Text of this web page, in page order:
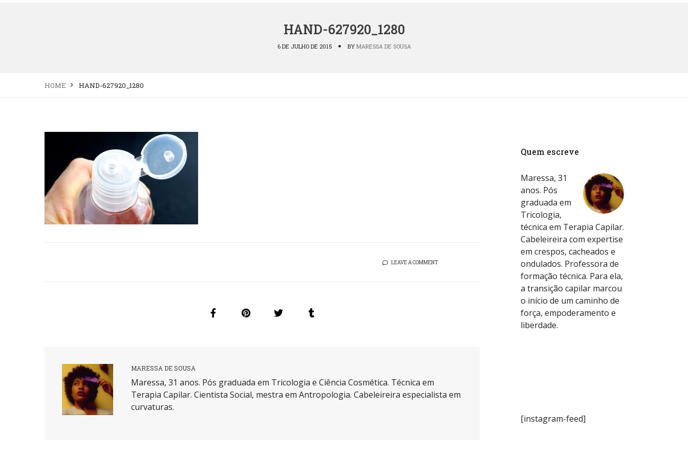
HAND-627920_1280
6 DE JULHO DE 2015 BY MARESSA DE SOUSA
HOME HAND-627920_1280
LEAVE A COMMENT
MARESSA DE SOUSA
Maressa, 31 anos. Pós graduada em Tricologia e Ciência Cosmética. Técnica em
Terapia Capilar. Cientista Social, mestra em Antropologia. Cabeleireira especialista em
curvaturas.
Quem escreve
Maressa, 31
anos. Pós
graduada em
Tricologia,
técnica em Terapia Capilar.
Cabeleireira com expertise
em crespos, cacheados e
ondulados. Professora de
formação técnica. Para ela,
a transição capilar marcou
o início de um caminho de
força, empoderamento e
liberdade.
[instagram-feed]